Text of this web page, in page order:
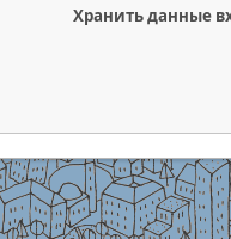
Хранить данные